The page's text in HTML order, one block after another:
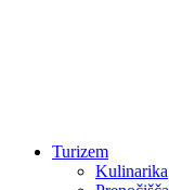
Turizem
Kulinarika